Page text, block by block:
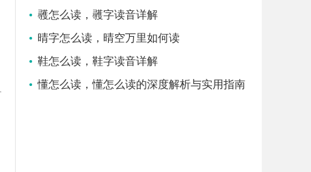
彠怎么读，彠字读音详解
晴字怎么读，晴空万里如何读
鞋怎么读，鞋字读音详解
懂怎么读，懂怎么读的深度解析与实用指南